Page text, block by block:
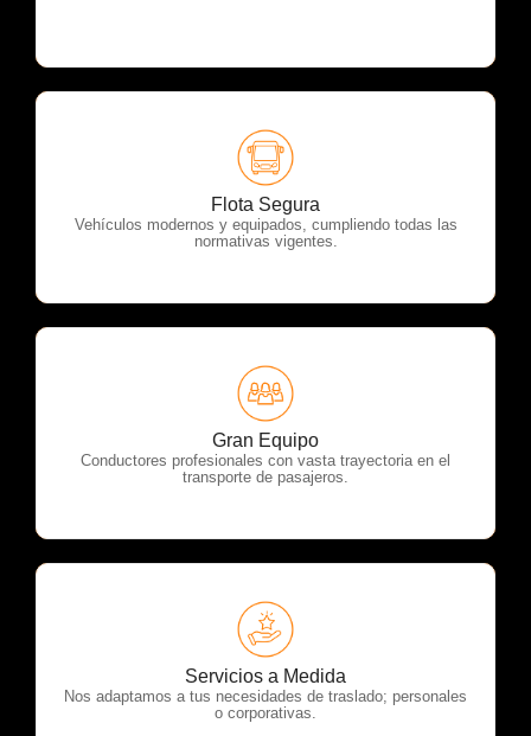
Flota Segura
Vehículos modernos y equipados, cumpliendo todas las
normativas vigentes.
OTP Servicios
Gran Equipo
Conductores profesionales con vasta trayectoria en el
transporte de pasajeros.
OTP Servicios
Servicios a Medida
Nos adaptamos a tus necesidades de traslado; personales
o corporativas.
OTP Servicios